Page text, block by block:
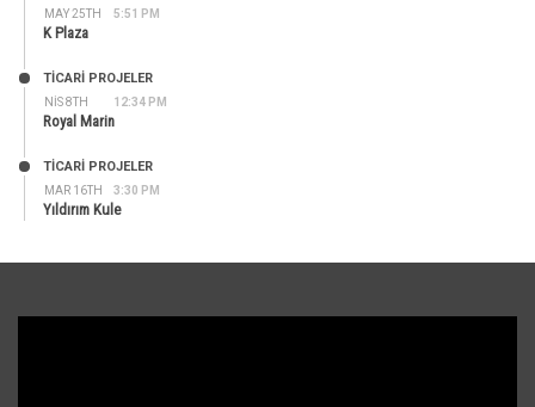
MAY 25TH 5:51 PM
K Plaza
NIS 8TH 12:34 PM
TİCARİ PROJELER
Royal Marin
MAR 16TH 3:30 PM
TİCARİ PROJELER
Yıldırım Kule